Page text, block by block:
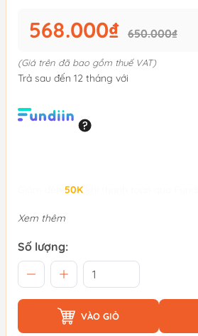
568.000₫ 650.000₫
(Giá trên đã bao gồm thuế VAT)
Trả sau đến 12 tháng với
50K
Xem thêm
Số lượng:
VÀO GIỎ